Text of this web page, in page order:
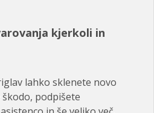
kjerkoli in
lahko sklenete novo
podpišete